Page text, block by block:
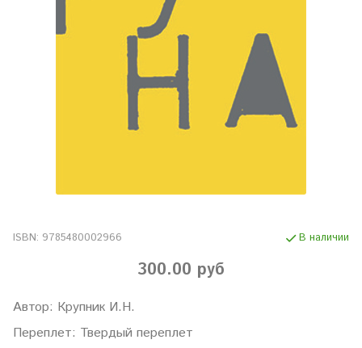
ISBN: 9785480002966 В наличии
300.00 руб
Автор: Крупник И.Н.
Переплет: Твердый переплет